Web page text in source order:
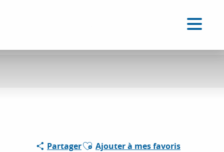
PartagerAjouter aux favoris
Ajouter à mes favoris